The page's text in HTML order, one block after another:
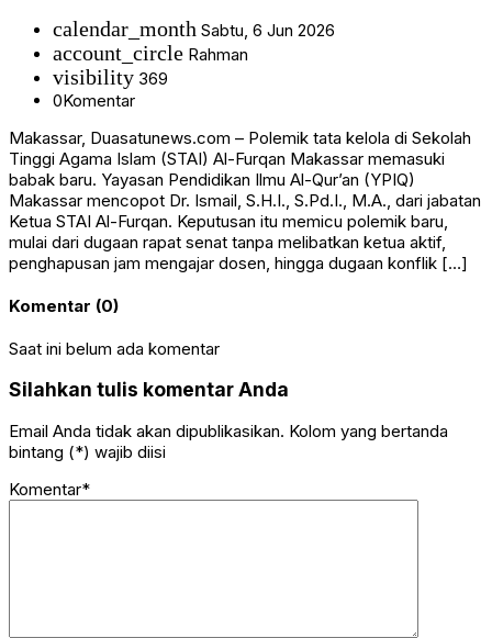
calendar_month Sabtu, 6 Jun 2026
account_circle Rahman
visibility 369
0Komentar
Makassar, Duasatunews.com – Polemik tata kelola di Sekolah
Tinggi Agama Islam (STAI) Al-Furqan Makassar memasuki
babak baru. Yayasan Pendidikan Ilmu Al-Qur’an (YPIQ)
Makassar mencopot Dr. Ismail, S.H.I., S.Pd.I., M.A., dari jabatan
Ketua STAI Al-Furqan. Keputusan itu memicu polemik baru,
mulai dari dugaan rapat senat tanpa melibatkan ketua aktif,
penghapusan jam mengajar dosen, hingga dugaan konflik […]
Komentar (0)
Saat ini belum ada komentar
Silahkan tulis komentar Anda
Email Anda tidak akan dipublikasikan. Kolom yang bertanda
bintang (*) wajib diisi
Komentar*